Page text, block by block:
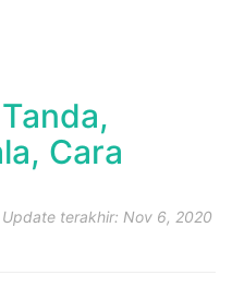
Cara
Update terakhir: Nov 6, 2020